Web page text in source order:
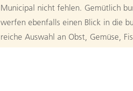
Municipal nicht fehlen. Gemütlich
werfen ebenfalls einen Blick in die
reiche Auswahl an Obst, Gemüse,